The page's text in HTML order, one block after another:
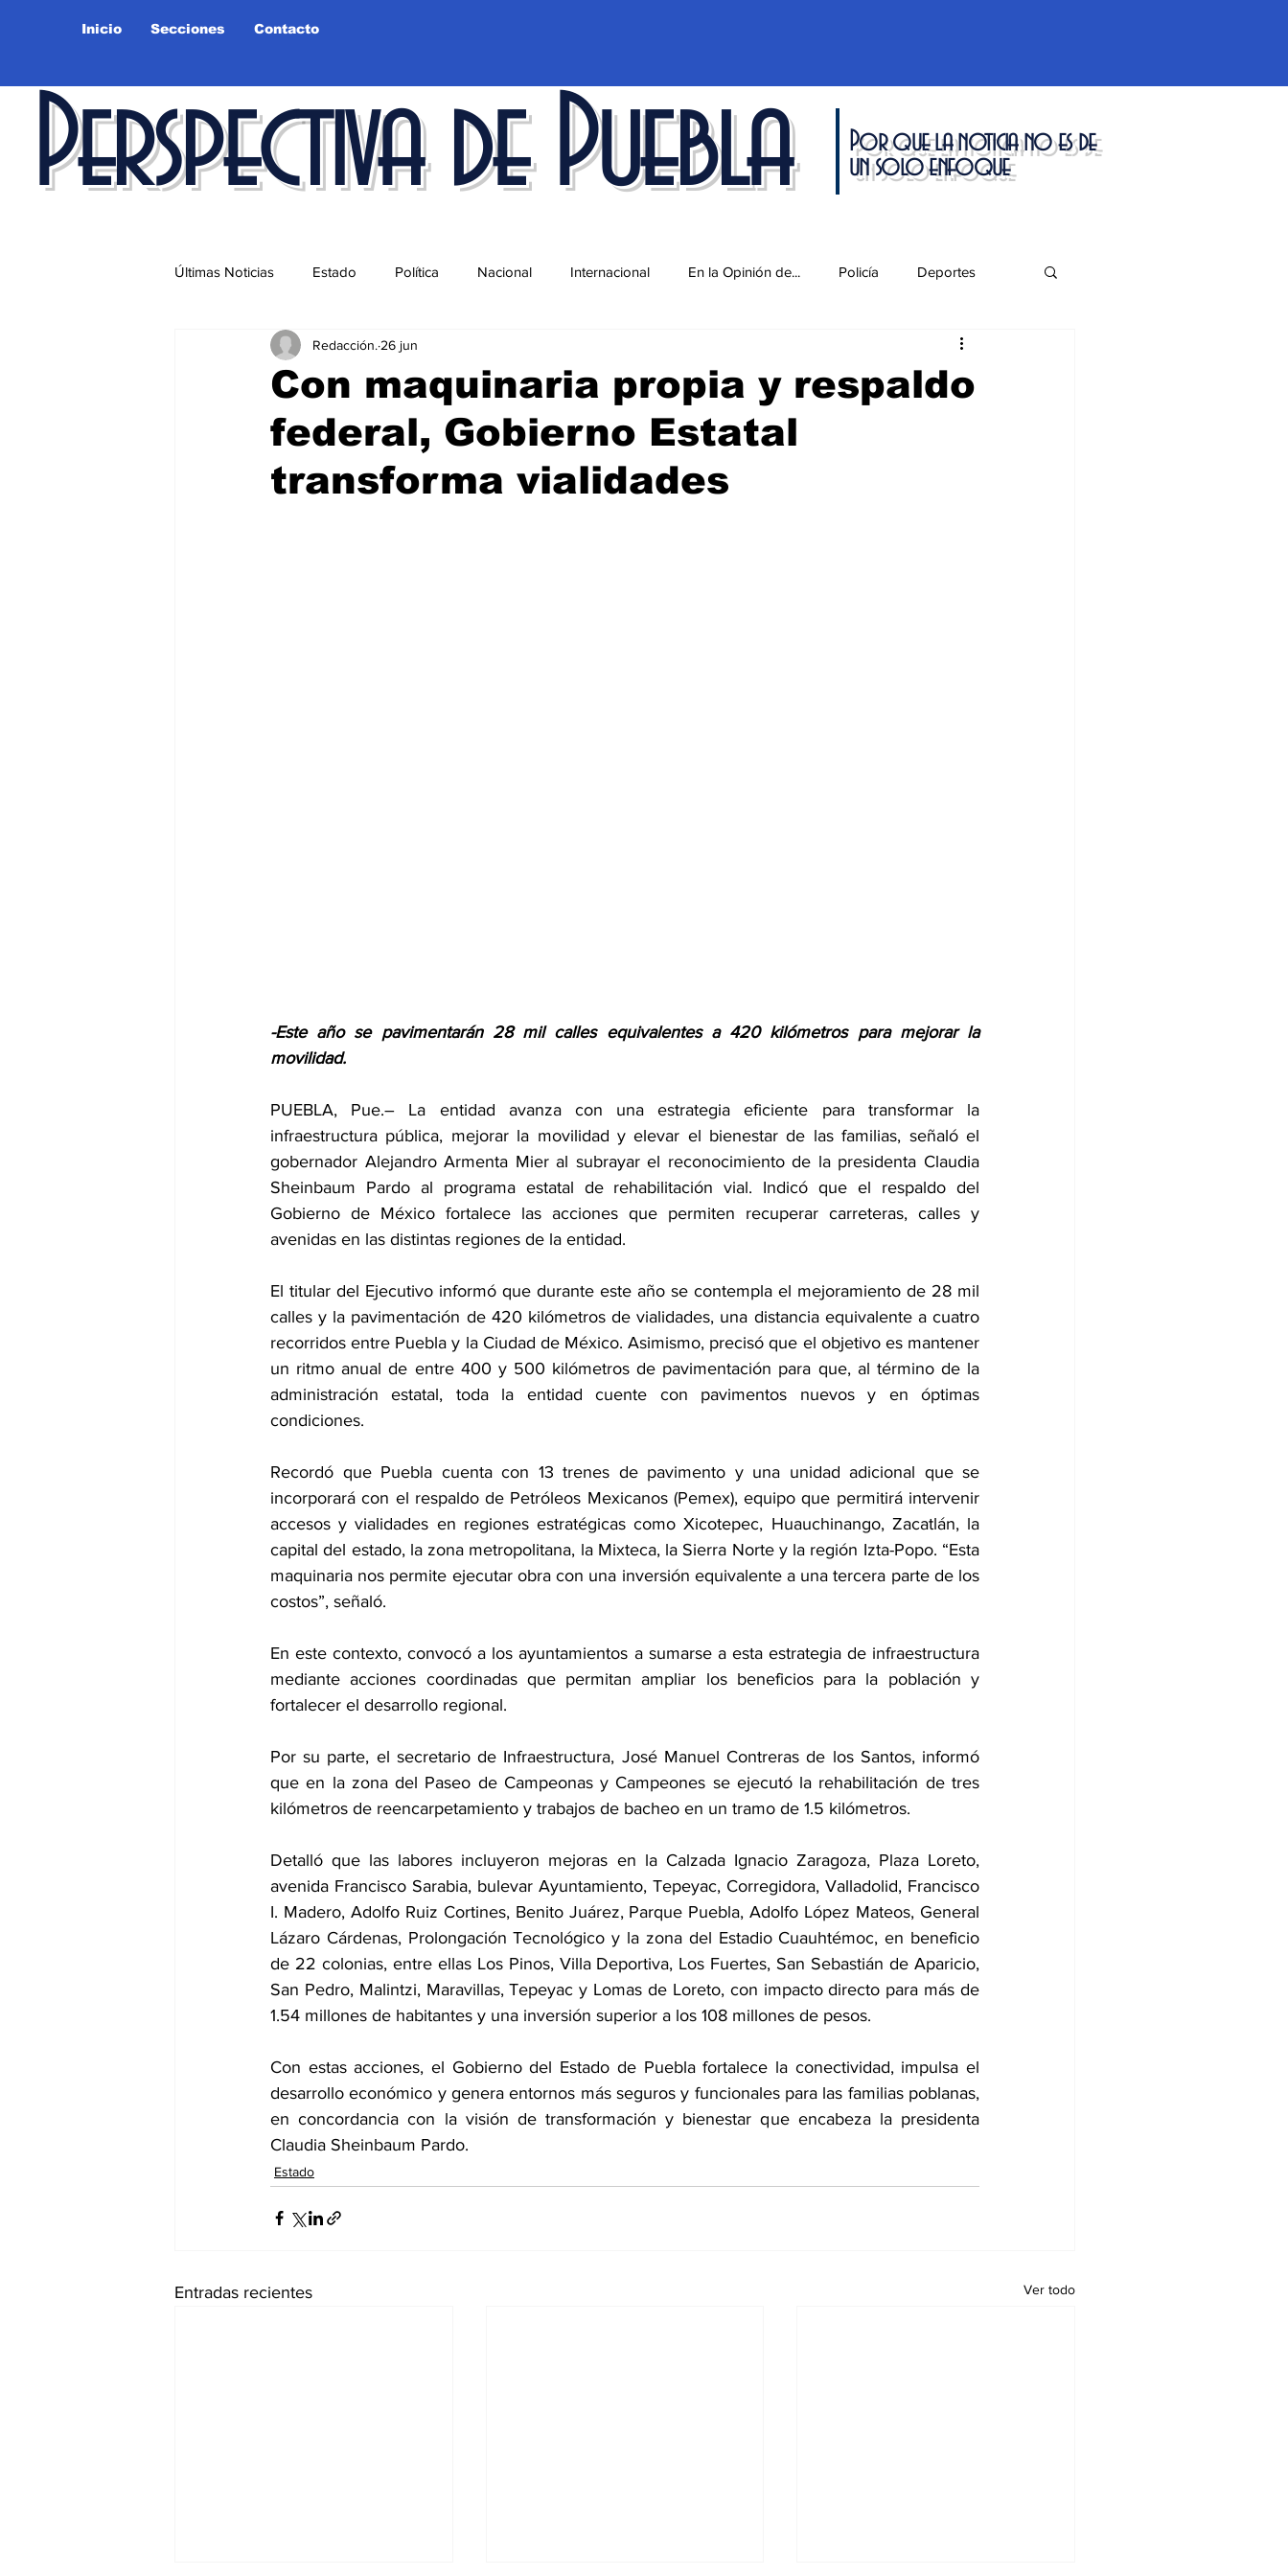
Inicio Secciones Contacto
Perspectiva de Puebla Por que la noticia no es de
un solo enfoque
Últimas Noticias Estado Política Nacional Internacional En la Opinión de... Policía Deportes
Educación Ciudad Salud
Con maquinaria propia y respaldo
federal, Gobierno Estatal
transforma vialidades
Redacción. 26 jun
-Este año se pavimentarán 28 mil calles equivalentes a 420 kilómetros para mejorar la
movilidad.
PUEBLA, Pue.– La entidad avanza con una estrategia eficiente para transformar la
infraestructura pública, mejorar la movilidad y elevar el bienestar de las familias, señaló el
gobernador Alejandro Armenta Mier al subrayar el reconocimiento de la presidenta Claudia
Sheinbaum Pardo al programa estatal de rehabilitación vial. Indicó que el respaldo del
Gobierno de México fortalece las acciones que permiten recuperar carreteras, calles y
avenidas en las distintas regiones de la entidad.
El titular del Ejecutivo informó que durante este año se contempla el mejoramiento de 28 mil
calles y la pavimentación de 420 kilómetros de vialidades, una distancia equivalente a cuatro
recorridos entre Puebla y la Ciudad de México. Asimismo, precisó que el objetivo es mantener
un ritmo anual de entre 400 y 500 kilómetros de pavimentación para que, al término de la
administración estatal, toda la entidad cuente con pavimentos nuevos y en óptimas
condiciones.
Recordó que Puebla cuenta con 13 trenes de pavimento y una unidad adicional que se
incorporará con el respaldo de Petróleos Mexicanos (Pemex), equipo que permitirá intervenir
accesos y vialidades en regiones estratégicas como Xicotepec, Huauchinango, Zacatlán, la
capital del estado, la zona metropolitana, la Mixteca, la Sierra Norte y la región Izta-Popo. “Esta
maquinaria nos permite ejecutar obra con una inversión equivalente a una tercera parte de los
costos”, señaló.
En este contexto, convocó a los ayuntamientos a sumarse a esta estrategia de infraestructura
mediante acciones coordinadas que permitan ampliar los beneficios para la población y
fortalecer el desarrollo regional.
Por su parte, el secretario de Infraestructura, José Manuel Contreras de los Santos, informó
que en la zona del Paseo de Campeonas y Campeones se ejecutó la rehabilitación de tres
kilómetros de reencarpetamiento y trabajos de bacheo en un tramo de 1.5 kilómetros.
Detalló que las labores incluyeron mejoras en la Calzada Ignacio Zaragoza, Plaza Loreto,
avenida Francisco Sarabia, bulevar Ayuntamiento, Tepeyac, Corregidora, Valladolid, Francisco
I. Madero, Adolfo Ruiz Cortines, Benito Juárez, Parque Puebla, Adolfo López Mateos, General
Lázaro Cárdenas, Prolongación Tecnológico y la zona del Estadio Cuauhtémoc, en beneficio
de 22 colonias, entre ellas Los Pinos, Villa Deportiva, Los Fuertes, San Sebastián de Aparicio,
San Pedro, Malintzi, Maravillas, Tepeyac y Lomas de Loreto, con impacto directo para más de
1.54 millones de habitantes y una inversión superior a los 108 millones de pesos.
Con estas acciones, el Gobierno del Estado de Puebla fortalece la conectividad, impulsa el
desarrollo económico y genera entornos más seguros y funcionales para las familias poblanas,
en concordancia con la visión de transformación y bienestar que encabeza la presidenta
Claudia Sheinbaum Pardo.
Estado
Entradas recientes Ver todo